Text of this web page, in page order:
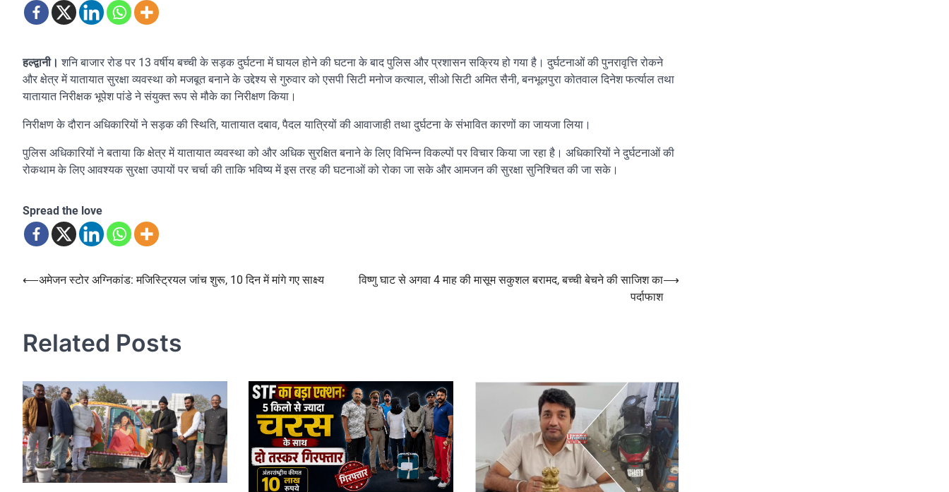
हल्द्वानी।शनि बाजार रोड पर 13 वर्षीय बच्ची के सड़क दुर्घटना में घायल होने की घटना के बाद पुलिस और प्रशासन सक्रिय हो गया है। दुर्घटनाओं की पुनरावृत्ति रोकने
और क्षेत्र में यातायात सुरक्षा व्यवस्था को मजबूत बनाने के उद्देश्य से गुरुवार को एसपी सिटी मनोज कत्याल, सीओ सिटी अमित सैनी, बनभूलपुरा कोतवाल दिनेश फर्त्याल तथा
यातायात निरीक्षक भूपेश पांडे ने संयुक्त रूप से मौके का निरीक्षण किया।
निरीक्षण के दौरान अधिकारियों ने सड़क की स्थिति, यातायात दबाव, पैदल यात्रियों की आवाजाही तथा दुर्घटना के संभावित कारणों का जायजा लिया।
पुलिस अधिकारियों ने बताया कि क्षेत्र में यातायात व्यवस्था को और अधिक सुरक्षित बनाने के लिए विभिन्न विकल्पों पर विचार किया जा रहा है। अधिकारियों ने दुर्घटनाओं की
रोकथाम के लिए आवश्यक सुरक्षा उपायों पर चर्चा की ताकि भविष्य में इस तरह की घटनाओं को रोका जा सके और आमजन की सुरक्षा सुनिश्चित की जा सके।
Spread the love
Post
⟵अमेजन स्टोर अग्निकांड: मजिस्ट्रियल जांच शुरू, 10 दिन में मांगे गए साक्ष्य
विष्णु घाट से अगवा 4 माह की मासूम सकुशल बरामद, बच्ची बेचने की साजिश का
पर्दाफाश
⟶
Related Posts